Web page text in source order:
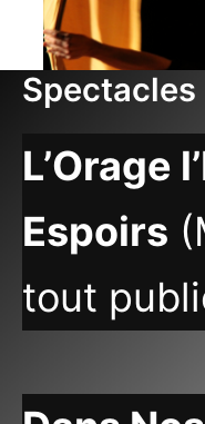
contenu
Spectacles
L’Orage
Espoirs
tout